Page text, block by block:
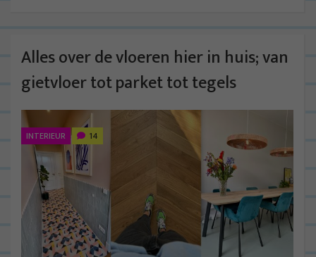
Alles over de vloeren hier in huis; van
gietvloer tot parket tot tegels
INTERIEUR 14